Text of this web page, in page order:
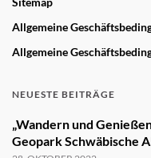
Allgemeine
Allgemeine
NEUESTE BEITRÄGE
„Wandern und
Geopark Schwäbische